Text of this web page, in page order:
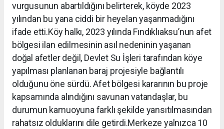
vurgusunun abartıldığını belirterek, köyde 2023
yılından bu yana ciddi bir heyelan yaşanmadığını
ifade etti.Köy halkı, 2023 yılında Fındıklıaksu’nun afet
bölgesi ilan edilmesinin asıl nedeninin yaşanan
doğal afetler değil, Devlet Su İşleri tarafından köye
yapılması planlanan baraj projesiyle bağlantılı
olduğunu öne sürdü. Afet bölgesi kararının bu proje
kapsamında alındığını savunan vatandaşlar, bu
durumun kamuoyuna farklı şekilde yansıtılmasından
rahatsız olduklarını dile getirdi.Merkeze yalnızca 10